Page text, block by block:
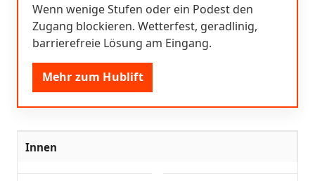
Wenn wenige Stufen oder ein Podest den
Zugang blockieren. Wetterfest, geradlinig,
barrierefreie Lösung am Eingang.
Mehr zum Hublift
Innen